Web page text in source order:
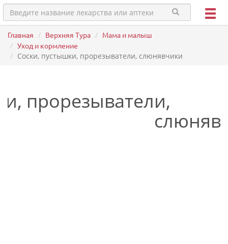
Главная Верхняя Тура
Мама и малыш
Уход и кормление
Соски, пустышки, прорезыватели, слюнявчики
прорезыватели,